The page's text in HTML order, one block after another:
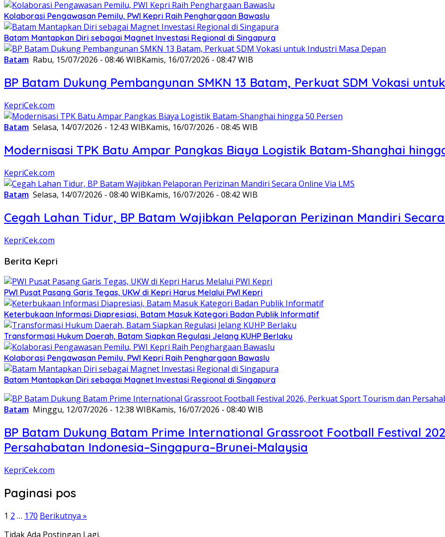
Kolaborasi Pengawasan Pemilu, PWI Kepri Raih Penghargaan Bawaslu
Batam Mantapkan Diri sebagai Magnet Investasi Regional di Singapura
Batam Rabu, 15/07/2026 - 08:46 WIBKamis, 16/07/2026 - 08:47 WIB
BP Batam Dukung Pembangunan SMKN 13 Batam, Perkuat SDM Vokasi
KepriCek.com
Batam Selasa, 14/07/2026 - 12:43 WIBKamis, 16/07/2026 - 08:45 WIB
Modernisasi TPK Batu Ampar Pangkas Biaya Logistik Batam-Shanghai
KepriCek.com
Batam Selasa, 14/07/2026 - 08:40 WIBKamis, 16/07/2026 - 08:42 WIB
Cegah Lahan Tidur, BP Batam Wajibkan Pelaporan Perizinan Mandiri
KepriCek.com
Berita Kepri
PWI Pusat Pasang Garis Tegas, UKW di Kepri Harus Melalui PWI Kepri
Keterbukaan Informasi Diapresiasi, Batam Masuk Kategori Badan Publik Informatif
Transformasi Hukum Daerah, Batam Siapkan Regulasi Jelang KUHP Berlaku
Kolaborasi Pengawasan Pemilu, PWI Kepri Raih Penghargaan Bawaslu
Batam Mantapkan Diri sebagai Magnet Investasi Regional di Singapura
Batam Minggu, 12/07/2026 - 12:38 WIBKamis, 16/07/2026 - 08:40 WIB
BP Batam Dukung Batam Prime International Grassroot Football Festival
Persahabatan Indonesia–Singapura–Brunei-Malaysia
KepriCek.com
Paginasi pos
1 2 … 170 Berikutnya »
Tidak Ada Postingan Lagi.